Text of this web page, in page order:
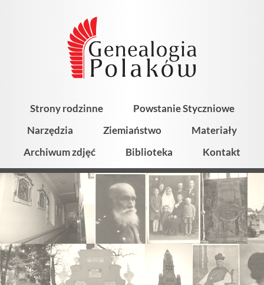
Strony rodzinne
Powstanie Styczniowe
Narzędzia
Ziemiaństwo
Materiały
Archiwum zdjęć
Biblioteka Kontakt